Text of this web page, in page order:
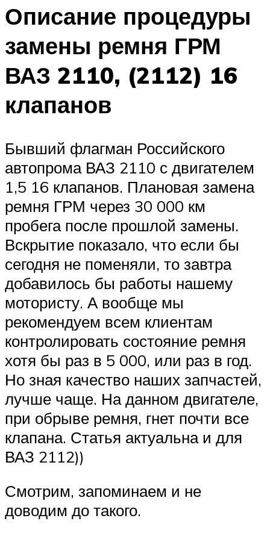
Описание процедуры
замены ремня ГРМ
ВАЗ 2110, (2112) 16
клапанов
Бывший флагман Российского
автопрома ВАЗ 2110 с двигателем
1,5 16 клапанов. Плановая замена
ремня ГРМ через 30 000 км
пробега после прошлой замены.
Вскрытие показало, что если бы
сегодня не поменяли, то завтра
добавилось бы работы нашему
мотористу. А вообще мы
рекомендуем всем клиентам
контролировать состояние ремня
хотя бы раз в 5 000, или раз в год.
Но зная качество наших запчастей,
лучше чаще. На данном двигателе,
при обрыве ремня, гнет почти все
клапана. Статья актуальна и для
ВАЗ 2112))
Смотрим, запоминаем и не
доводим до такого.